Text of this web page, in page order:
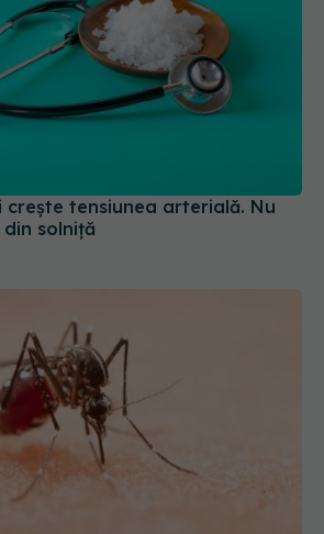
crește tensiunea arterială. Nu
din solniță
confirmat la o tânără de 22 de
suspecte, investigate la Iași